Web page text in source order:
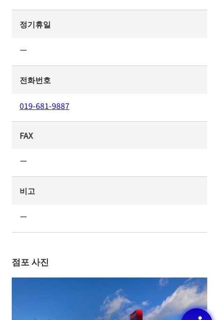
정기휴일
ー
전화번호
019-681-9887
FAX
ー
비고
ー
점포 사진